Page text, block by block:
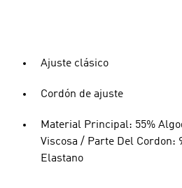
Ajuste clásico
Cordón de ajuste
Material Principal: 55%
Viscosa / Parte Del Cordon:
Elastano